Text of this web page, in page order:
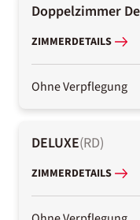
Doppelzimmer
ZIMMERDETAILS
Ohne Verpflegung
DELUXE(RD)
ZIMMERDETAILS